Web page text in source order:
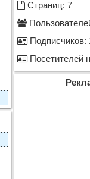
Страниц: 7
Подписчиков:
Посетителей